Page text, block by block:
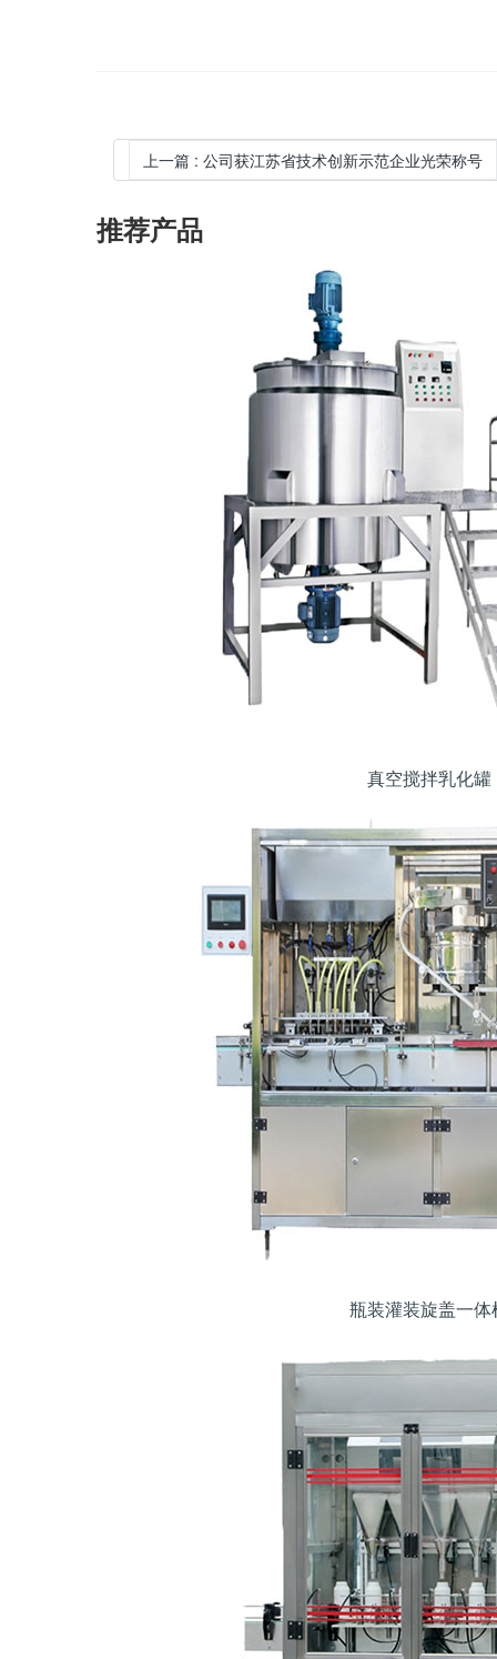
上一篇 :公司获江苏省技术创新示范企业光荣称号
推荐产品
真空搅拌乳化罐
瓶装灌装旋盖一体